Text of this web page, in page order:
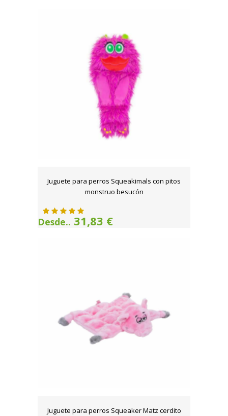
Juguete para perros Squeakimals con pitos
monstruo besucón
Desde.. 31,83 €
Juguete para perros Squeaker Matz cerdito